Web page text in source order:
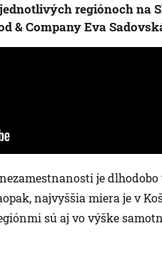
regiónoch na
& Company Eva
je
najvyššia miera je v
sú aj vo výške